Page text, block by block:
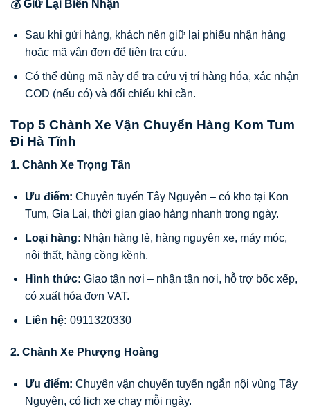
💰 Giữ Lại Biên Nhận
Sau khi gửi hàng, khách nên giữ lại phiếu nhận hàng
hoặc mã vận đơn để tiện tra cứu.
Có thể dùng mã này để tra cứu vị trí hàng hóa, xác nhận
COD (nếu có) và đối chiếu khi cần.
Top 5 Chành Xe Vận Chuyển Hàng Kom Tum
Đi Hà Tĩnh
1. Chành Xe Trọng Tấn
Ưu điểm: Chuyên tuyến Tây Nguyên – có kho tại Kon
Tum, Gia Lai, thời gian giao hàng nhanh trong ngày.
Loại hàng: Nhận hàng lẻ, hàng nguyên xe, máy móc,
nội thất, hàng cồng kềnh.
Hình thức: Giao tận nơi – nhận tận nơi, hỗ trợ bốc xếp,
có xuất hóa đơn VAT.
Liên hệ: 0911320330
2. Chành Xe Phượng Hoàng
Ưu điểm: Chuyên vận chuyển tuyến ngắn nội vùng Tây
Nguyên, có lịch xe chạy mỗi ngày.